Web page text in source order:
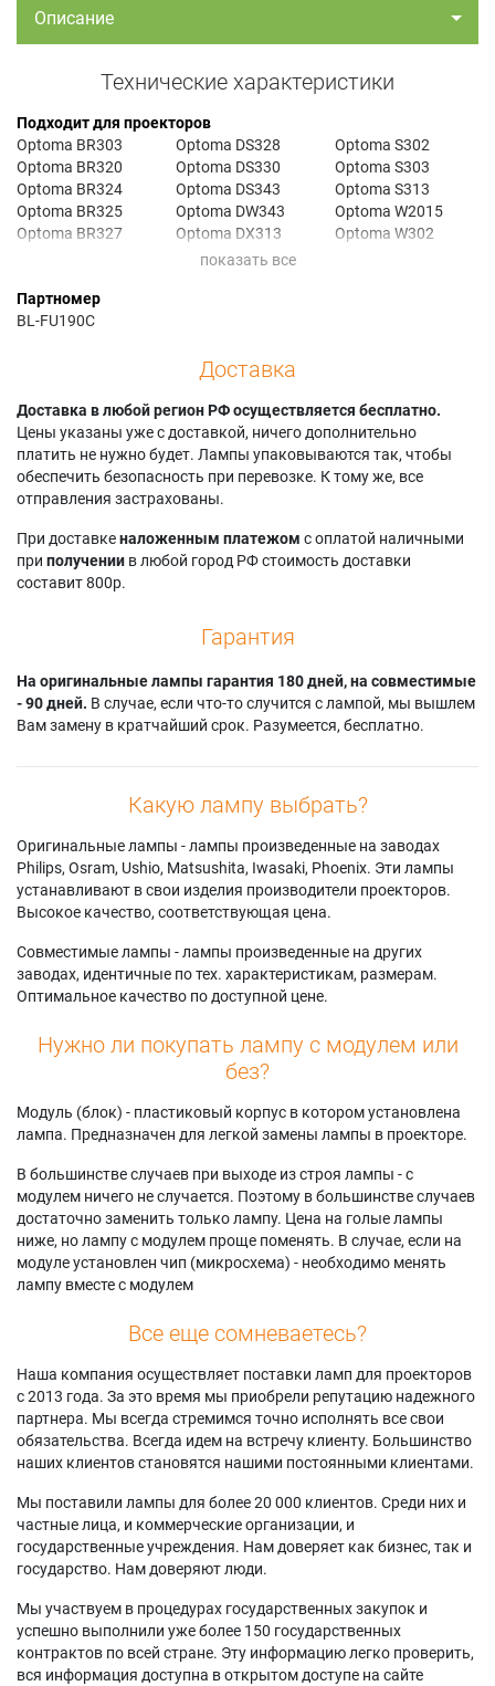
Описание
Технические характеристики
Подходит для проекторов
Optoma BR303
Optoma BR320
Optoma BR324
Optoma BR325
Optoma BR327
Optoma DAESNZGZ
Optoma DAESSGS
Optoma DAEXNZGZ
Optoma DAEXSGS
Optoma DS313
Optoma DS328
Optoma DS330
Optoma DS343
Optoma DW343
Optoma DX313
Optoma DX328
Optoma EPX313
Optoma S2010
Optoma S2015
Optoma S2105
Optoma S302
Optoma S303
Optoma S313
Optoma W2015
Optoma W302
Optoma X31
Optoma X313
Партномер
BL-FU190C
Доставка
Доставка в любой регион РФ осуществляется бесплатно.
Цены указаны уже с доставкой, ничего дополнительно
платить не нужно будет. Лампы упаковываются так, чтобы
обеспечить безопасность при перевозке. К тому же, все
отправления застрахованы.
При доставкеналоженным платежом с оплатой наличными
при получении в любой город РФ стоимость доставки
составит 800р.
Гарантия
На оригинальные лампы гарантия 180 дней, на совместимые
- 90 дней. В случае, если что-то случится с лампой, мы вышлем
Вам замену в кратчайший срок. Разумеется, бесплатно.
Какую лампу выбрать?
Оригинальные лампы - лампы произведенные на заводах
Philips, Osram, Ushio, Matsushita, Iwasaki, Phoenix. Эти лампы
устанавливают в свои изделия производители проекторов.
Высокое качество, соответствующая цена.
Совместимые лампы - лампы произведенные на других
заводах, идентичные по тех. характеристикам, размерам.
Оптимальное качество по доступной цене.
Нужно ли покупать лампу с модулем или
без?
Модуль (блок) - пластиковый корпус в котором установлена
лампа. Предназначен для легкой замены лампы в проекторе.
В большинстве случаев при выходе из строя лампы - с
модулем ничего не случается. Поэтому в большинстве случаев
достаточно заменить только лампу. Цена на голые лампы
ниже, но лампу с модулем проще поменять. В случае, если на
модуле установлен чип (микросхема) - необходимо менять
лампу вместе с модулем
Все еще сомневаетесь?
Наша компания осуществляет поставки ламп для проекторов
с 2013 года. За это время мы приобрели репутацию надежного
партнера. Мы всегда стремимся точно исполнять все свои
обязательства. Всегда идем на встречу клиенту. Большинство
наших клиентов становятся нашими постоянными клиентами.
Мы поставили лампы для более 20 000 клиентов. Среди них и
частные лица, и коммерческие организации, и
государственные учреждения. Нам доверяет как бизнес, так и
государство. Нам доверяют люди.
Мы участвуем в процедурах государственных закупок и
успешно выполнили уже более 150 государственных
контрактов по всей стране. Эту информацию легко проверить,
вся информация доступна в открытом доступе на сайте